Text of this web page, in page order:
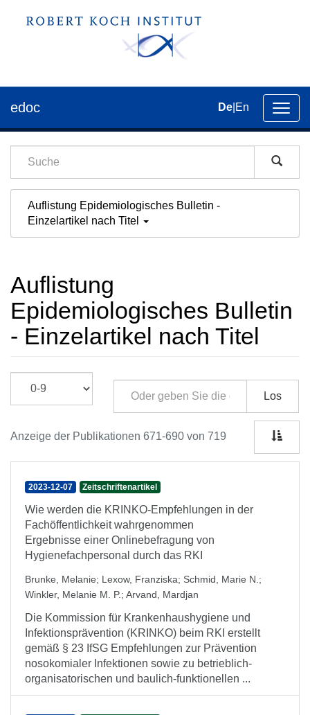
der
edoc De En
Auflistung Epidemiologisches Bulletin -
Einzelartikel nach Titel
Auflistung
Epidemiologisches Bulletin
- Einzelartikel nach Titel
Los
Anzeige der Publikationen 671-690 von 719
2023-12-07 Zeitschriftenartikel
Wie werden die KRINKO-Empfehlungen in der
Fachöffentlichkeit wahrgenommen
Ergebnisse einer Onlinebefragung von
Hygienefachpersonal durch das RKI
Brunke, Melanie; Lexow, Franziska; Schmid, Marie N. ;
Winkler, Melanie M. P.; Arvand, Mardjan
Die Kommission für Krankenhaushygiene und
Infektionsprävention (KRINKO) beim RKI erstellt
gemäß § 23 IfSG Empfehlungen zur Prävention
nosokomialer Infektionen sowie zu betrieblich-
organisatorischen und baulich-funktionellen ...